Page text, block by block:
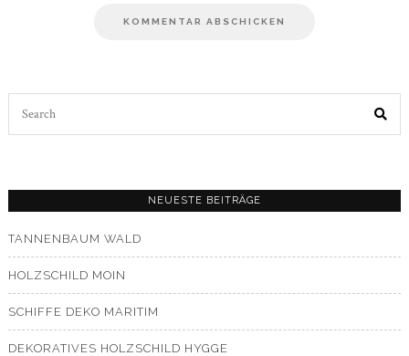
NEUESTE BEITRÄGE
TANNENBAUM WALD
HOLZSCHILD MOIN
SCHIFFE DEKO MARITIM
DEKORATIVES HOLZSCHILD HYGGE